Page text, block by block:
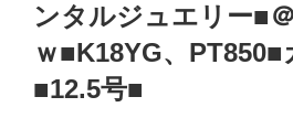
ンタルジュエリー■
ｗ■K18YG、PT850■
■12.5号■